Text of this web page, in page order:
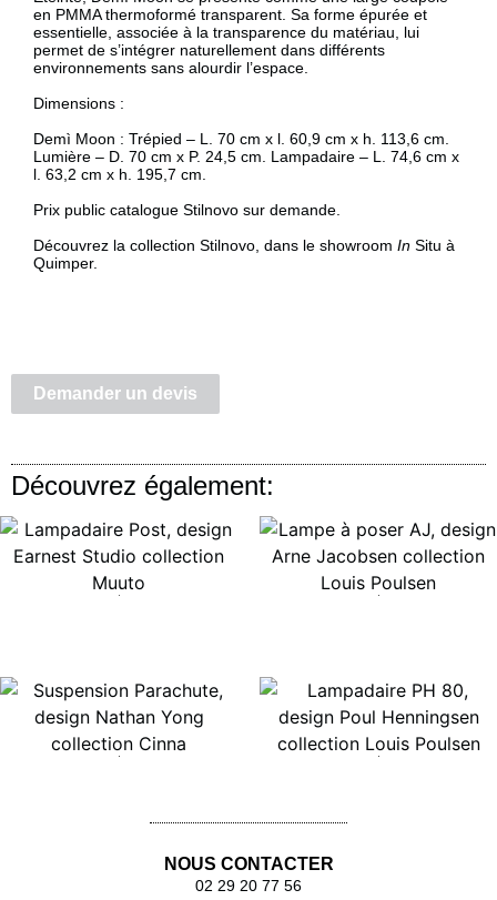
en PMMA thermoformé transparent. Sa forme épurée et
essentielle, associée à la transparence du matériau, lui
permet de s’intégrer naturellement dans différents
environnements sans alourdir l’espace.
Dimensions :
Demì Moon : Trépied – L. 70 cm x l. 60,9 cm x h. 113,6 cm.
Lumière – D. 70 cm x P. 24,5 cm. Lampadaire – L. 74,6 cm x
l. 63,2 cm x h. 195,7 cm.
Prix public catalogue Stilnovo sur demande.
Découvrez la collection Stilnovo, dans le showroom In Situ à
Quimper.
Demander un devis
Découvrez également:
NOUS CONTACTER
02 29 20 77 56